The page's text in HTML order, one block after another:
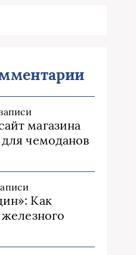
магазина
чемоданов
Как